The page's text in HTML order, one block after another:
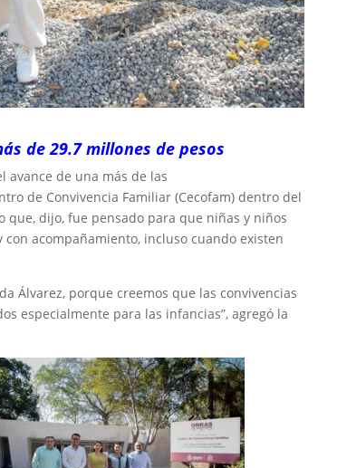
de 29.7 millones de pesos
avance de una más de las
de Convivencia Familiar (Cecofam) dentro del
que, dijo, fue pensado para que niñas y niños
acompañamiento, incluso cuando existen
Álvarez, porque creemos que las convivencias
especialmente para las infancias”, agregó la